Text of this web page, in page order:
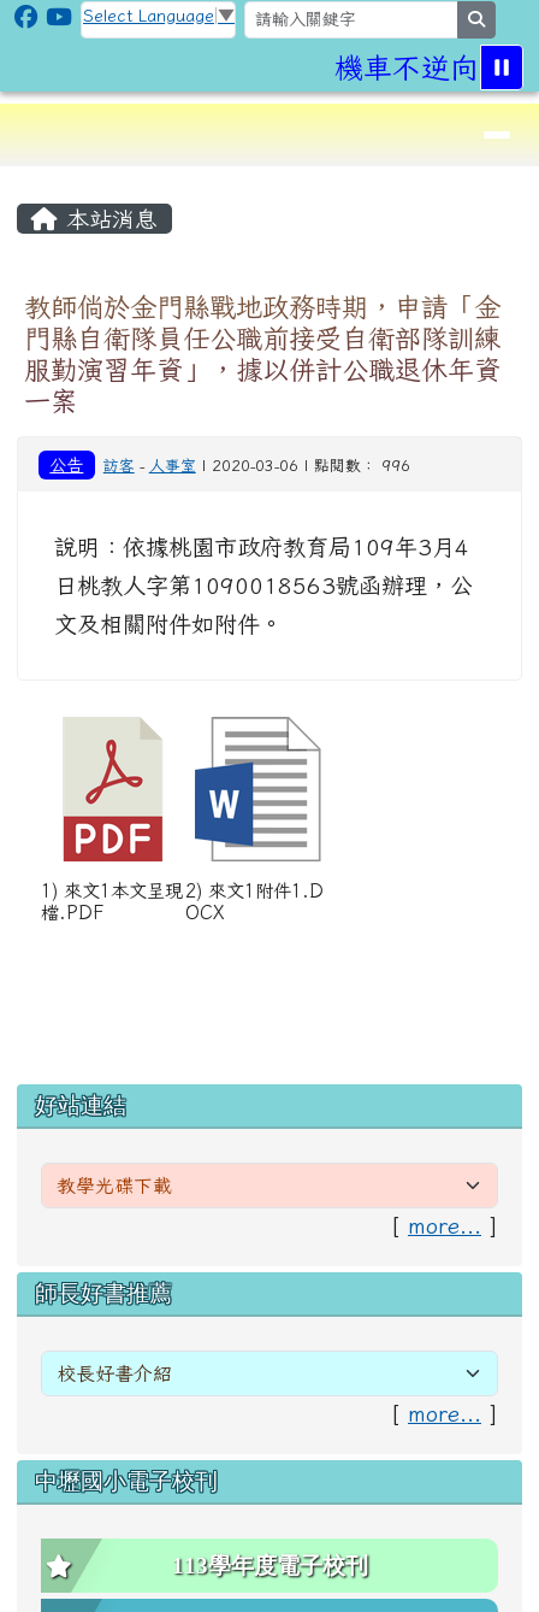
跳至主內容區
CLPS Site
Select Language ▼
機車不逆向,行
⏸
導覽列
本站消息
教師倘於金門縣戰地政務時期，申請「金
門縣自衛隊員任公職前接受自衛部隊訓練
服勤演習年資」，據以併計公職退休年資
一案
公告 訪客 - 人事室 | 2020-03-06 | 點閱數： 996
說明：依據桃園市政府教育局109年3月4
日桃教人字第1090018563號函辦理，公
文及相關附件如附件。
1) 來文1本文呈現
檔.PDF
2) 來文1附件1.D
OCX
左邊區域內容
好站連結
[ more... ]
右邊區域內容
師長好書推薦
[ more... ]
中壢國小電子校刊
113學年度電子校刊